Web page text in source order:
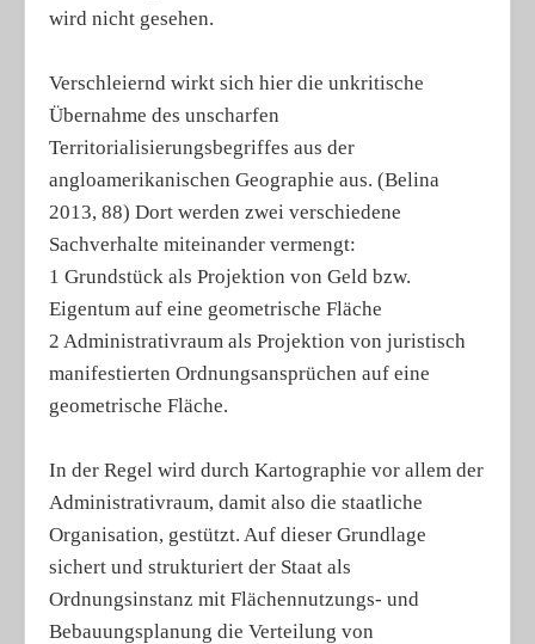
wird nicht gesehen.
Verschleiernd wirkt sich hier die unkritische
Übernahme des unscharfen
Territorialisierungsbegriffes aus der
angloamerikanischen Geographie aus. (Belina
2013, 88) Dort werden zwei verschiedene
Sachverhalte miteinander vermengt:
1 Grundstück als Projektion von Geld bzw.
Eigentum auf eine geometrische Fläche
2 Administrativraum als Projektion von juristisch
manifestierten Ordnungsansprüchen auf eine
geometrische Fläche.
In der Regel wird durch Kartographie vor allem der
Administrativraum, damit also die staatliche
Organisation, gestützt. Auf dieser Grundlage
sichert und strukturiert der Staat als
Ordnungsinstanz mit Flächennutzungs- und
Bebauungsplanung die Verteilung von